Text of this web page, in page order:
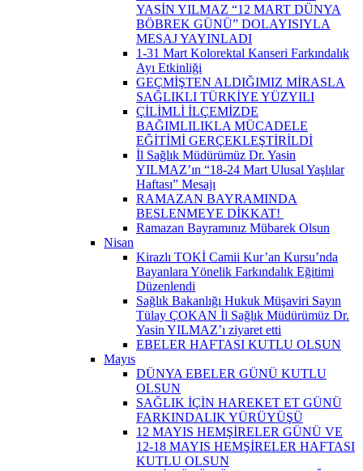
YASİN YILMAZ “12 MART DÜNYA
BÖBREK GÜNÜ” DOLAYISIYLA
MESAJ YAYINLADI
1-31 Mart Kolorektal Kanseri Farkındalık
Ayı Etkinliği
GEÇMİŞTEN ALDIĞIMIZ MİRASLA
SAĞLIKLI TÜRKİYE YÜZYILI
ÇİLİMLİ İLÇEMİZDE
BAĞIMLILIKLA MÜCADELE
EĞİTİMİ GERÇEKLEŞTİRİLDİ
İl Sağlık Müdürümüz Dr. Yasin
YILMAZ’ın “18-24 Mart Ulusal Yaşlılar
Haftası” Mesajı
RAMAZAN BAYRAMINDA
BESLENMEYE DİKKAT! ​
Ramazan Bayramınız Mübarek Olsun
Nisan
Kirazlı TOKİ Camii Kur’an Kursu’nda
Bayanlara Yönelik Farkındalık Eğitimi
Düzenlendi
Sağlık Bakanlığı Hukuk Müşaviri Sayın
Tülay ÇOKAN İl Sağlık Müdürümüz Dr.
Yasin YILMAZ’ı ziyaret etti
EBELER HAFTASI KUTLU OLSUN
Mayıs
DÜNYA EBELER GÜNÜ KUTLU
OLSUN
SAĞLIK İÇİN HAREKET ET GÜNÜ
FARKINDALIK YÜRÜYÜŞÜ
12 MAYIS HEMŞİRELER GÜNÜ VE
12-18 MAYIS HEMŞİRELER HAFTASI
KUTLU OLSUN